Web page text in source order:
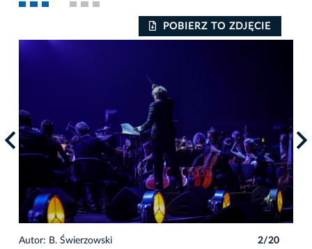
POBIERZ TO ZDJĘCIE
Autor: B. Świerzowski 2/20